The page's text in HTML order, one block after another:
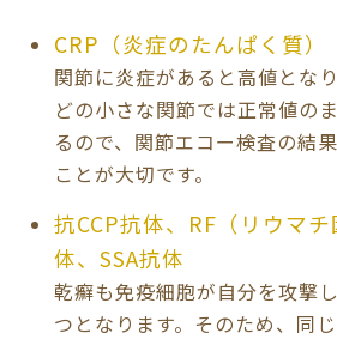
CRP（炎症のたんぱく質）
関節に炎症があると高値とな
どの小さな関節では正常値の
るので、関節エコー検査の結
ことが大切です。
抗CCP抗体、RF（リウマ
体、SSA抗体
乾癬も免疫細胞が自分を攻撃
つとなります。そのため、同